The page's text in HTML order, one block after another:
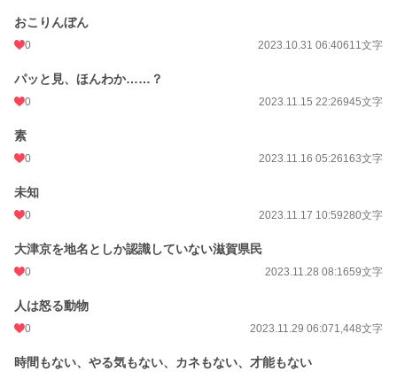
おこりんぼん
0 2023.10.31 06:40611文字
パッと見、ほんわか……？
0 2023.11.15 22:26945文字
素
0 2023.11.16 05:26163文字
未知
0 2023.11.17 10:59280文字
大津京を地名としか認識していない滋賀県民
0 2023.11.28 08:1659文字
人は怒る動物
0 2023.11.29 06:071,448文字
時間もない、やる気もない、カネもない、才能もない